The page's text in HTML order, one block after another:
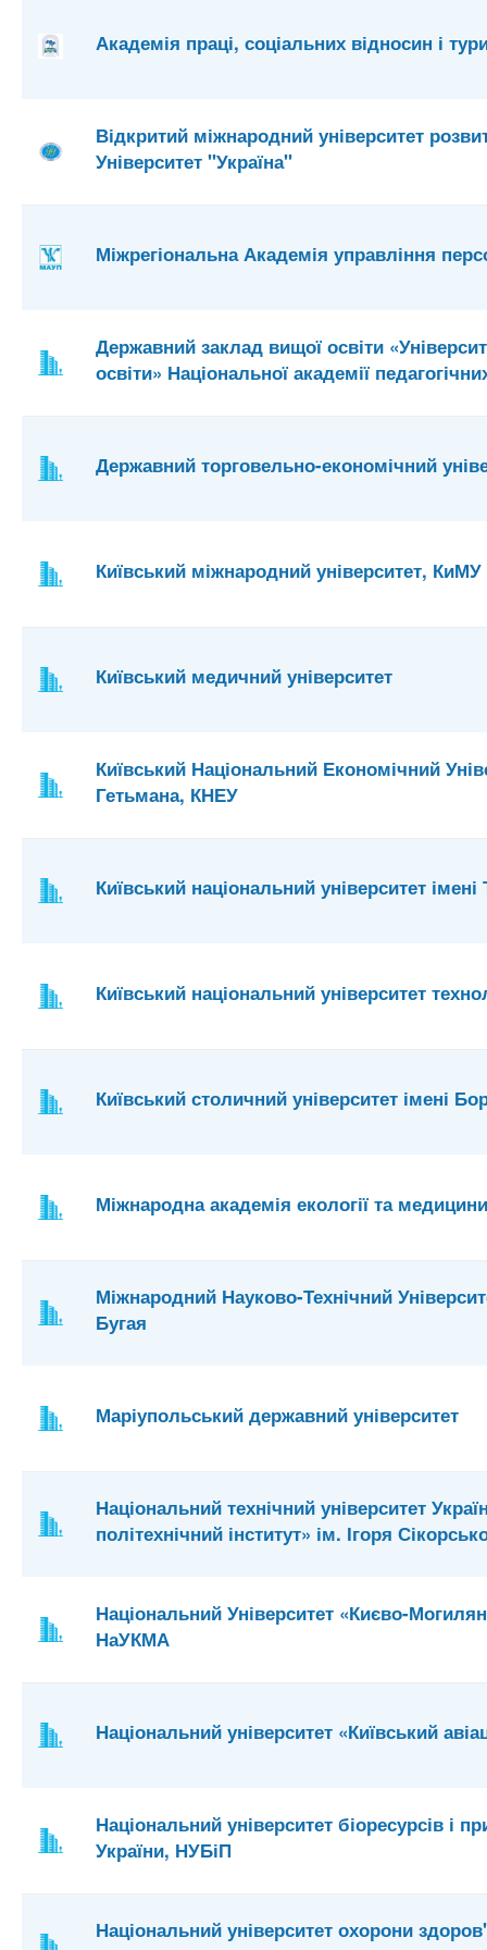
Академія праці, соціальних відносин і
Відкритий міжнародний університет
Університет "Україна"
Міжрегіональна Академія управління
Державний заклад вищої освіти
освіти» Національної академії
Державний торговельно-економічний
Київський міжнародний університет, КиМУ
Київський медичний університет
Київський Національний Економічний
Гетьмана, КНЕУ
Київський національний університет
Київський національний університет
Київський столичний університет імені
Міжнародна академія екології та медицини
Міжнародний Науково-Технічний
Бугая
Маріупольський державний університет
Національний технічний університет
політехнічний інститут» ім. Ігоря
Національний Університет «Києво-
НаУКМА
Національний університет «Київський
Національний університет біоресурсів і
України, НУБіП
Національний університет охорони